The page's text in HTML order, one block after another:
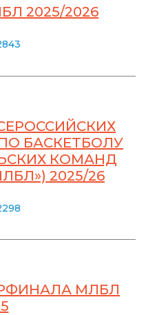
2025/2026
БАСКЕТБОЛУ
КОМАНД
2025/26
МЛБЛ